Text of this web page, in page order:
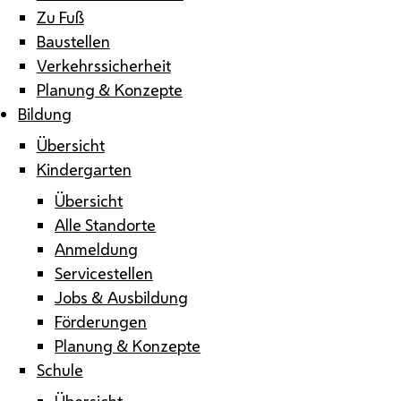
Zu Fuß
Baustellen
Verkehrssicherheit
Planung & Konzepte
Bildung
Übersicht
Kindergarten
Übersicht
Alle Standorte
Anmeldung
Servicestellen
Jobs & Ausbildung
Förderungen
Planung & Konzepte
Schule